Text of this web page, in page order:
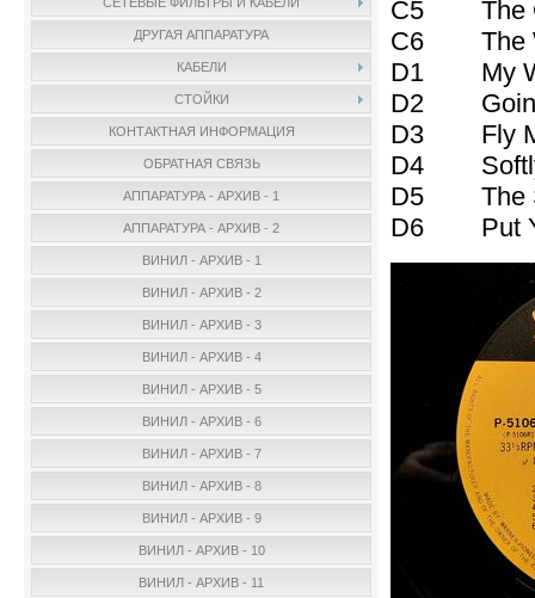
ДРУГАЯ АППАРАТУРА
КАБЕЛИ
СТОЙКИ
КОНТАКТНАЯ ИНФОРМАЦИЯ
ОБРАТНАЯ СВЯЗЬ
АППАРАТУРА - АРХИВ - 1
АППАРАТУРА - АРХИВ - 2
ВИНИЛ - АРХИВ - 1
ВИНИЛ - АРХИВ - 2
ВИНИЛ - АРХИВ - 3
ВИНИЛ - АРХИВ - 4
ВИНИЛ - АРХИВ - 5
ВИНИЛ - АРХИВ - 6
ВИНИЛ - АРХИВ - 7
ВИНИЛ - АРХИВ - 8
ВИНИЛ - АРХИВ - 9
ВИНИЛ - АРХИВ - 10
ВИНИЛ - АРХИВ - 11
C5 The
C6 The
D1 My
D2 Goin'
D3 Fly Me
D4 Softly
D5 The
D6 Put